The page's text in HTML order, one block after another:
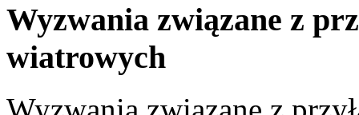
Wyzwania związane z
wiatrowych